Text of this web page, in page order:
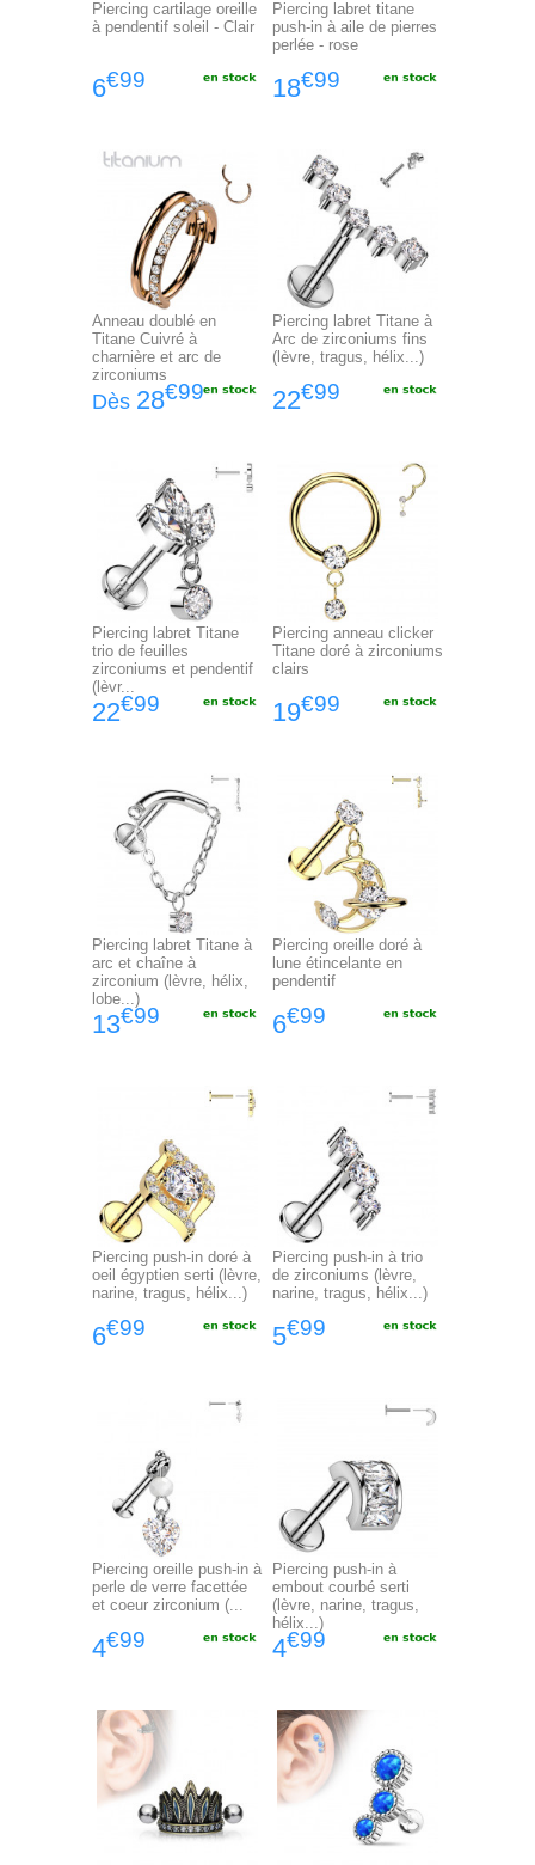
Piercing cartilage oreille
à pendentif soleil - Clair
6€99
Piercing labret titane
push-in à aile de pierres
perlée - rose
18€99
Anneau doublé en
Titane Cuivré à
charnière et arc de
zirconiums
Dès 28€99
Piercing labret Titane à
Arc de zirconiums fins
(lèvre, tragus, hélix...)
22€99
Piercing labret Titane
trio de feuilles
zirconiums et pendentif
(lèvr...
22€99
Piercing anneau clicker
Titane doré à zirconiums
clairs
19€99
Piercing labret Titane à
arc et chaîne à
zirconium (lèvre, hélix,
lobe...)
13€99
Piercing oreille doré à
lune étincelante en
pendentif
6€99
Piercing push-in doré à
oeil égyptien serti (lèvre,
narine, tragus, hélix...)
6€99
Piercing push-in à trio
de zirconiums (lèvre,
narine, tragus, hélix...)
5€99
Piercing oreille push-in à
perle de verre facettée
et coeur zirconium (...
4€99
Piercing push-in à
embout courbé serti
(lèvre, narine, tragus,
hélix...)
4€99